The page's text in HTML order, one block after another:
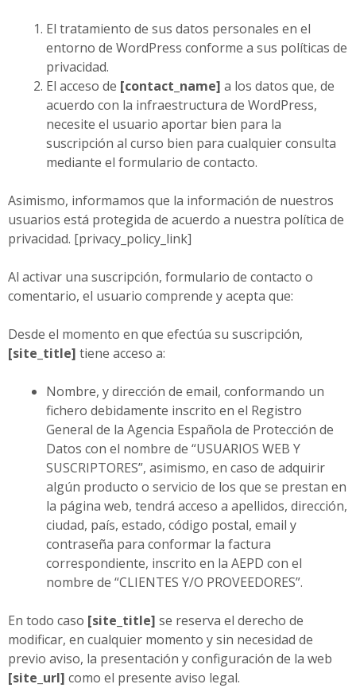
El tratamiento de sus datos personales en el
entorno de WordPress conforme a sus políticas de
privacidad.
El acceso de [contact_name] a los datos que, de
acuerdo con la infraestructura de WordPress,
necesite el usuario aportar bien para la
suscripción al curso bien para cualquier consulta
mediante el formulario de contacto.
Asimismo, informamos que la información de nuestros
usuarios está protegida de acuerdo a nuestra política de
privacidad. [privacy_policy_link]
Al activar una suscripción, formulario de contacto o
comentario, el usuario comprende y acepta que:
Desde el momento en que efectúa su suscripción,
[site_title] tiene acceso a:
Nombre, y dirección de email, conformando un
fichero debidamente inscrito en el Registro
General de la Agencia Española de Protección de
Datos con el nombre de “USUARIOS WEB Y
SUSCRIPTORES”, asimismo, en caso de adquirir
algún producto o servicio de los que se prestan en
la página web, tendrá acceso a apellidos, dirección,
ciudad, país, estado, código postal, email y
contraseña para conformar la factura
correspondiente, inscrito en la AEPD con el
nombre de “CLIENTES Y/O PROVEEDORES”.
En todo caso [site_title] se reserva el derecho de
modificar, en cualquier momento y sin necesidad de
previo aviso, la presentación y configuración de la web
[site_url] como el presente aviso legal.